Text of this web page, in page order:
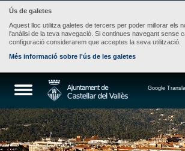
Ús de galetes
Aquest lloc utilitza galetes de tercers per poder millorar els
l'anàlisi de la teva navegació. Si continues navegant sense
configuració considerarem que acceptes la seva utilització.
Més informació sobre l'ús de les galetes
Google